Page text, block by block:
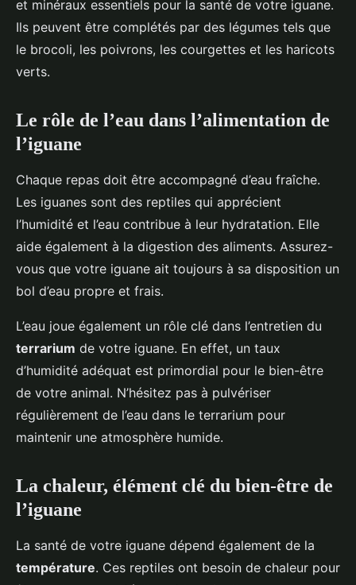
et minéraux essentiels pour la santé de votre iguane.
Ils peuvent être complétés par des légumes tels que
le brocoli, les poivrons, les courgettes et les haricots
verts.
Le rôle de l’eau dans l’alimentation de
l’iguane
Chaque repas doit être accompagné d’eau fraîche.
Les iguanes sont des reptiles qui apprécient
l’humidité et l’eau contribue à leur hydratation. Elle
aide également à la digestion des aliments. Assurez-
vous que votre iguane ait toujours à sa disposition un
bol d’eau propre et frais.
L’eau joue également un rôle clé dans l’entretien du
terrarium de votre iguane. En effet, un taux
d’humidité adéquat est primordial pour le bien-être
de votre animal. N’hésitez pas à pulvériser
régulièrement de l’eau dans le terrarium pour
maintenir une atmosphère humide.
La chaleur, élément clé du bien-être de
l’iguane
La santé de votre iguane dépend également de la
température. Ces reptiles ont besoin de chaleur pour